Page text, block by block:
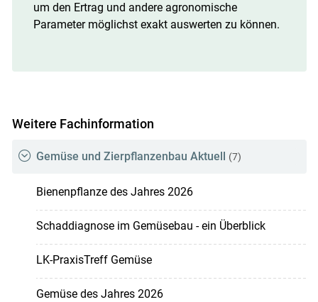
um den Ertrag und andere agronomische
Parameter möglichst exakt auswerten zu können.
Weitere Fachinformation
Gemüse und Zierpflanzenbau Aktuell (7)
Bienenpflanze des Jahres 2026
Schaddiagnose im Gemüsebau - ein Überblick
LK-PraxisTreff Gemüse
Gemüse des Jahres 2026